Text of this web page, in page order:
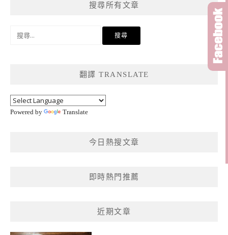
搜尋所有文章
翻譯 TRANSLATE
Powered by Translate
今日熱搜文章
即時熱門推薦
近期文章